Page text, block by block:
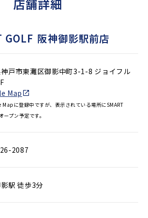
店舗詳細
GOLF 阪神御影駅前店
戸市東灘区御影中町3-1-8 ジョイフル
Map
に登録中ですが、表示されている場所にSMART
ープン予定です。
2087
駅 徒歩3分